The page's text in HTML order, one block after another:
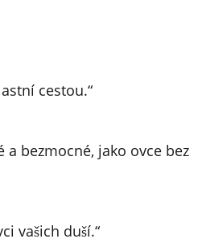
cestou.“
a bezmocné, jako ovce bez
vašich duší.“